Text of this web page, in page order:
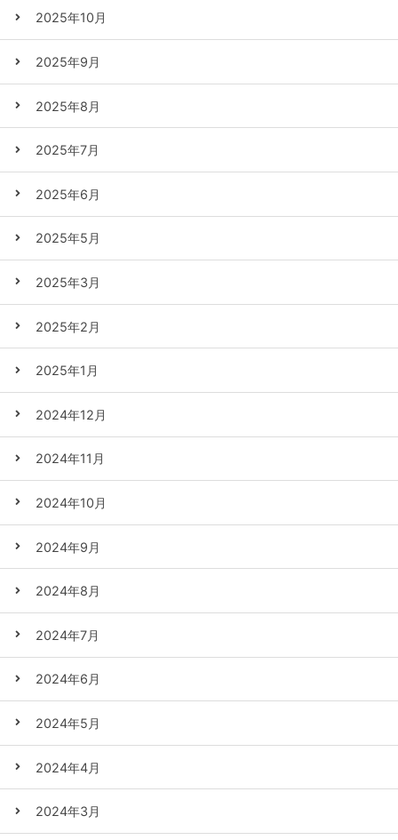
2025年10月
2025年9月
2025年8月
2025年7月
2025年6月
2025年5月
2025年3月
2025年2月
2025年1月
2024年12月
2024年11月
2024年10月
2024年9月
2024年8月
2024年7月
2024年6月
2024年5月
2024年4月
2024年3月